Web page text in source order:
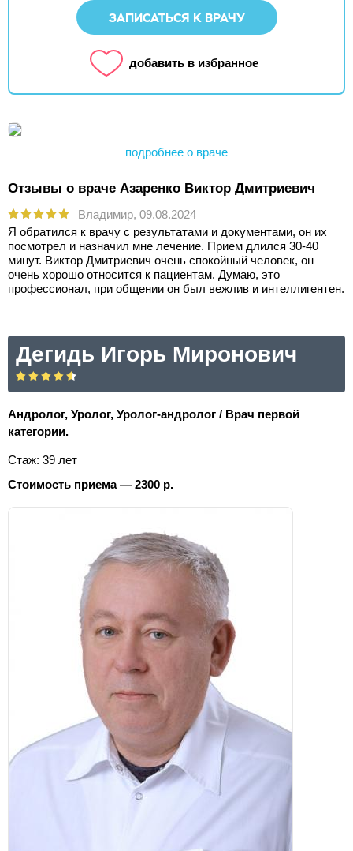
ЗАПИСАТЬСЯ К ВРАЧУ
добавить в избранное
подробнее о враче
Отзывы о враче Азаренко Виктор Дмитриевич
Владимир, 09.08.2024
Я обратился к врачу с результатами и документами, он их
посмотрел и назначил мне лечение. Прием длился 30-40
минут. Виктор Дмитриевич очень спокойный человек, он
очень хорошо относится к пациентам. Думаю, это
профессионал, при общении он был вежлив и интеллигентен.
Дегидь Игорь Миронович
Андролог, Уролог, Уролог-андролог / Врач первой
категории.
Стаж: 39 лет
Стоимость приема — 2300 р.